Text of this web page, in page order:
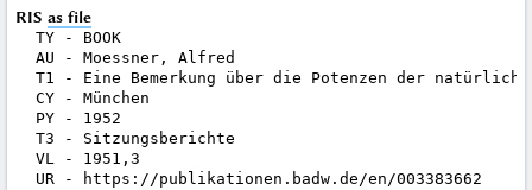
RIS as file
TY - BOOK
AU - Moessner, Alfred
T1 - Eine Bemerkung über die Potenzen der
CY - München
PY - 1952
T3 - Sitzungsberichte
VL - 1951,3
UR - https://publikationen.badw.de/en/003383662